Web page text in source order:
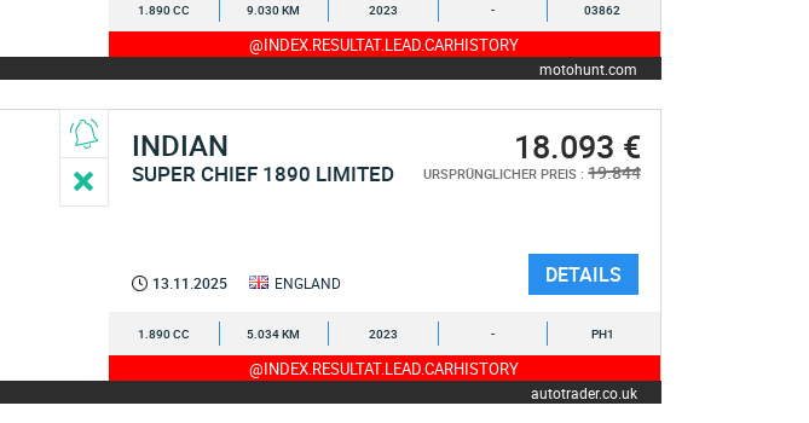
1.890 CC 9.030 KM 2023 - 03862
@INDEX.RESULTAT.LEAD.CARHISTORY
motohunt.com
INDIAN
SUPER CHIEF 1890 LIMITED
18.093 €
URSPRÜNGLICHER PREIS : 19.844
13.11.2025 ENGLAND DETAILS
1.890 CC 5.034 KM 2023 - PH1
@INDEX.RESULTAT.LEAD.CARHISTORY
autotrader.co.uk